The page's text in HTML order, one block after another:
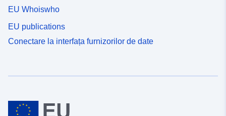
EU Whoiswho
EU publications
Conectare la interfața furnizorilor de date